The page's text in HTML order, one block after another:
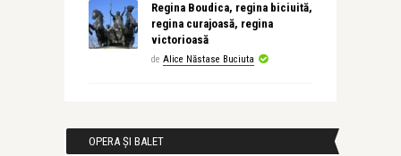
Regina Boudica, regina biciuită,
regina curajoasă, regina
victorioasă
de Alice Năstase Buciuta
OPERA ȘI BALET